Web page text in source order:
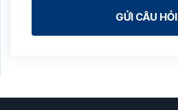
GỬI CÂU HỎI